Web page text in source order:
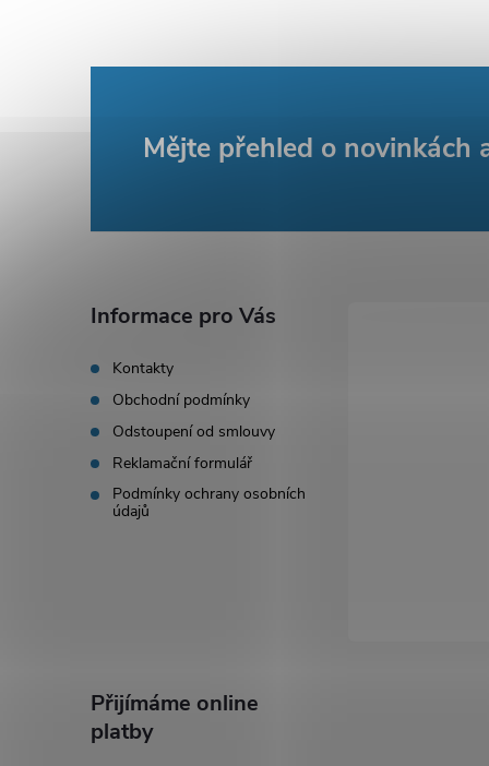
k
y
i
u
Mějte přehled o novinkách
Informace pro Vás
Kontakty
Obchodní podmínky
Odstoupení od smlouvy
Reklamační formulář
Podmínky ochrany osobních
údajů
Přijímáme online
platby